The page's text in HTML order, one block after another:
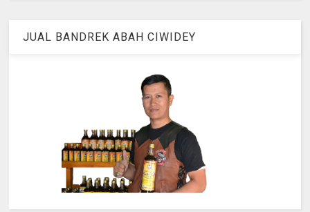
JUAL BANDREK ABAH CIWIDEY